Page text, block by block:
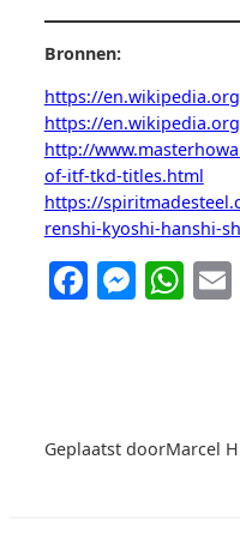
Bronnen:
https://
https://
http://
of-itf-tkd-titles.html
https://
renshi-kyoshi-hanshi-
Geplaatst doorMarcel